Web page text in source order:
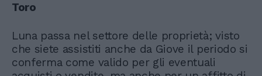
Toro
Luna passa nel settore delle proprietà; visto
che siete assistiti anche da Giove il periodo si
conferma come valido per gli eventuali